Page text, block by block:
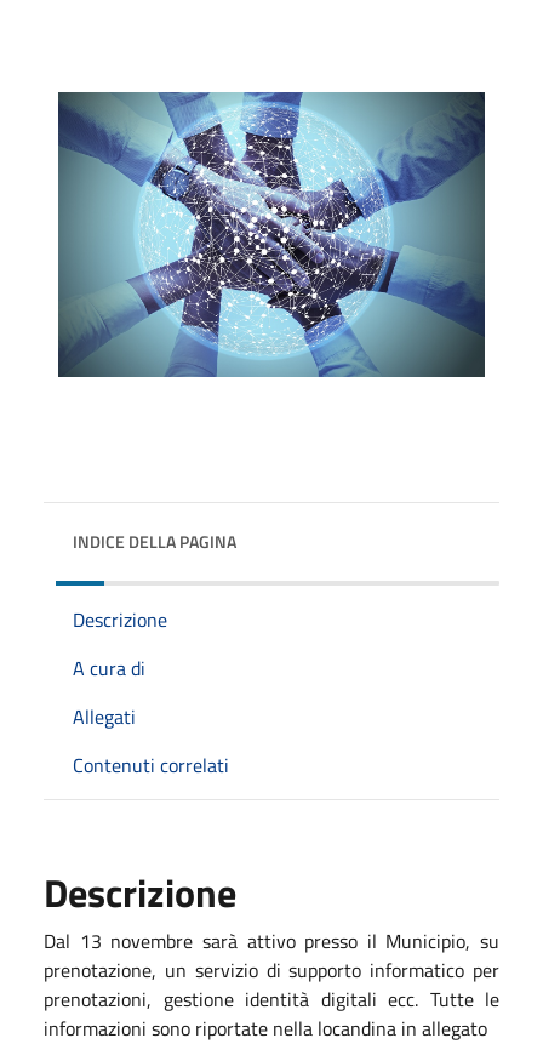
INDICE DELLA PAGINA
Descrizione
A cura di
Allegati
Contenuti correlati
Descrizione
Dal 13 novembre sarà attivo presso il Municipio, su
prenotazione, un servizio di supporto informatico per
prenotazioni, gestione identità digitali ecc. Tutte le
informazioni sono riportate nella locandina in allegato